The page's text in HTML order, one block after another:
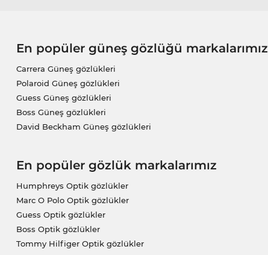
En popüler güneş gözlüğü markalarımız
Carrera Güneş gözlükleri
Polaroid Güneş gözlükleri
Guess Güneş gözlükleri
Boss Güneş gözlükleri
David Beckham Güneş gözlükleri
En popüler gözlük markalarımız
Humphreys Optik gözlükler
Marc O Polo Optik gözlükler
Guess Optik gözlükler
Boss Optik gözlükler
Tommy Hilfiger Optik gözlükler